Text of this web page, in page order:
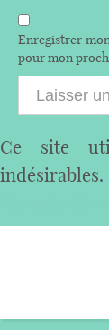
Enregistrer
pour mon
Ce site
indésirables.